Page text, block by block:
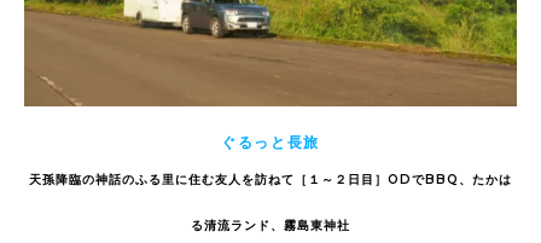
ぐるっと長旅
天孫降臨の神話のふる里に住む友人を訪ねて［１～２日目］ODでBBQ、たかは
る清流ランド、霧島東神社